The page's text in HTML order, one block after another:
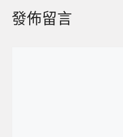
發佈留言